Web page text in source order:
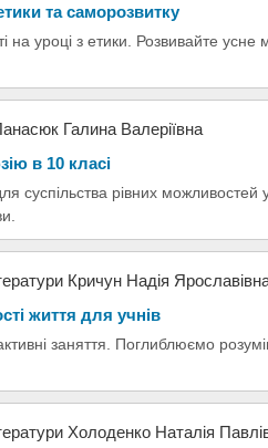
та саморозвитку
на уроці з етики. Розвивайте
Галина Валеріївна
в 10 класі
суспільства рівних можливостей
Кричун Надія
життя для учнів
заняття. Поглиблюємо
Холоденко Наталія